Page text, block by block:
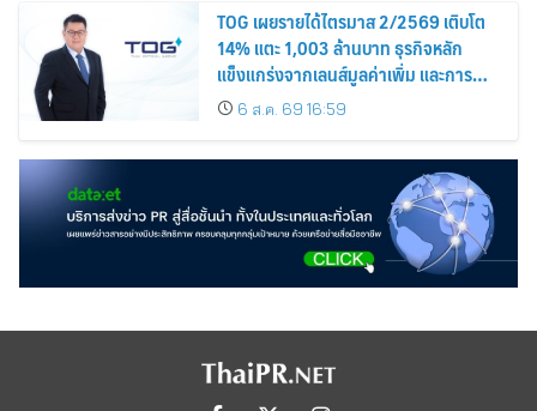
TOG เผยรายได้ไตรมาส 2/2569 เติบโต
14% แตะ 1,003 ล้านบาท ธุรกิจหลัก
แข็งแกร่งจากเลนส์มูลค่าเพิ่ม และการ
ขยายตลาดต่างประเทศ พร้อมเดินหน้า
ลงทุนเพื่อการเติบโตระยะยาว
6 ส.ค. 69 16:59